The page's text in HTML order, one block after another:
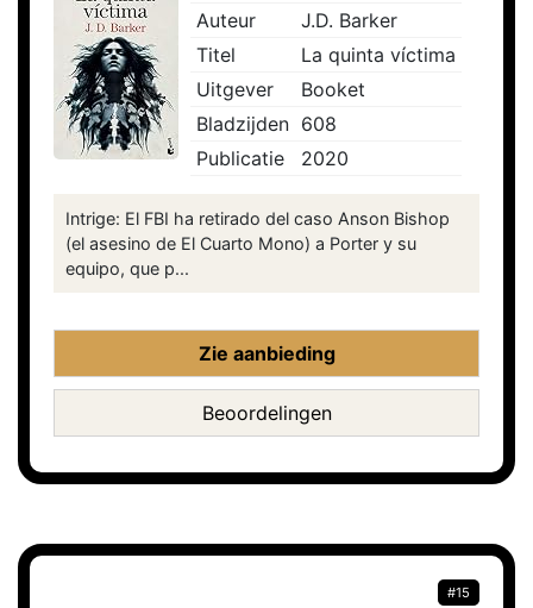
Auteur
J.D. Barker
Titel
La quinta víctima
Uitgever
Booket
Bladzijden 608
Publicatie
2020
Intrige: El FBI ha retirado del caso Anson Bishop
(el asesino de El Cuarto Mono) a Porter y su
equipo, que p...
Zie aanbieding
Beoordelingen
#15